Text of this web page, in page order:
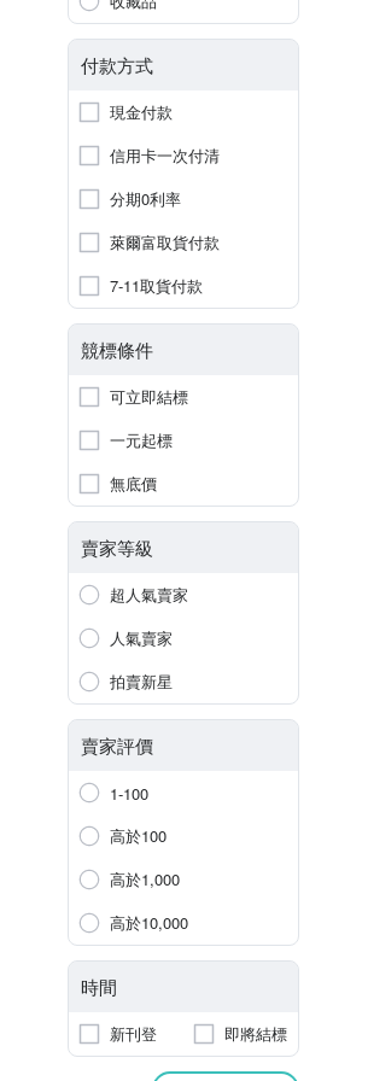
付款方式
現金付款
信用卡一次付清
分期0利率
萊爾富取貨付款
7-11取貨付款
競標條件
可立即結標
一元起標
無底價
賣家等級
超人氣賣家
人氣賣家
拍賣新星
賣家評價
1-100
高於100
高於1,000
高於10,000
時間
新刊登 即將結標